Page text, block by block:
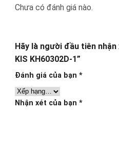
Chưa có đánh giá nào.
Hãy là người đầu tiên
KIS KH60302D-1”
Đánh giá của bạn *
Nhận xét của bạn *